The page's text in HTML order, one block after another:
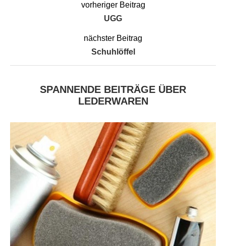
vorheriger Beitrag
UGG
nächster Beitrag
Schuhlöffel
SPANNENDE BEITRÄGE ÜBER
LEDERWAREN